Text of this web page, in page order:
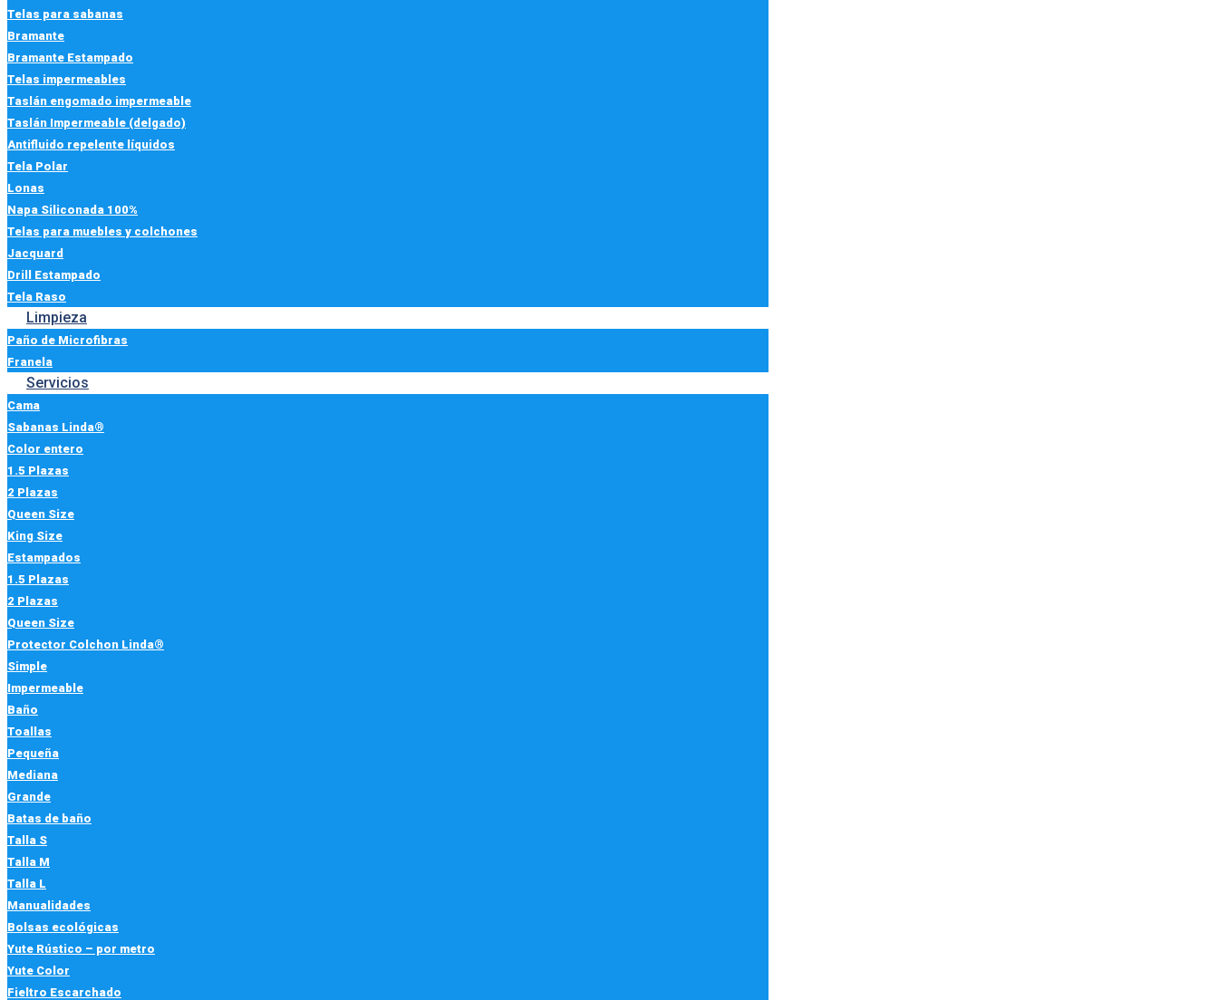
Telas para sabanas
Bramante
Bramante Estampado
Telas impermeables
Taslán engomado impermeable
Taslán Impermeable (delgado)
Antifluido repelente líquidos
Tela Polar
Lonas
Napa Siliconada 100%
Telas para muebles y colchones
Jacquard
Drill Estampado
Tela Raso
Limpieza
Paño de Microfibras
Franela
Servicios
Cama
Sabanas Linda®
Color entero
1.5 Plazas
2 Plazas
Queen Size
King Size
Estampados
1.5 Plazas
2 Plazas
Queen Size
Protector Colchon Linda®
Simple
Impermeable
Baño
Toallas
Pequeña
Mediana
Grande
Batas de baño
Talla S
Talla M
Talla L
Manualidades
Bolsas ecológicas
Yute Rústico – por metro
Yute Color
Fieltro Escarchado